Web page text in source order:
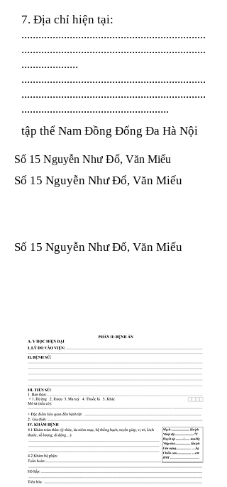
7. Địa chỉ hiện tại:
.................................................................
.................................................................
....................
.................................................................
.................................................................
....................................................
tập thể Nam Đồng Đống Đa Hà Nội
Số 15 Nguyễn Như Đổ, Văn Miếu
Số 15 Nguyễn Như Đổ, Văn Miếu
Số 15 Nguyễn Như Đổ, Văn Miếu